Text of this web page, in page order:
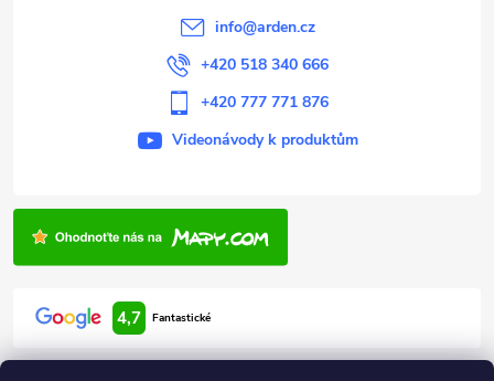
info@arden.cz
+420 518 340 666
+420 777 771 876
Videonávody k produktům
4,7 Fantastické